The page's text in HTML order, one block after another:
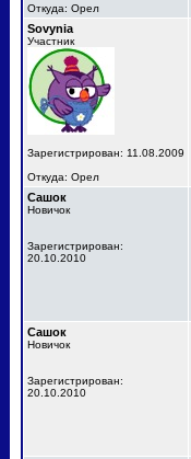
Откуда: Орел
Sovynia
Участник
Зарегистрирован: 11.08.2009
Откуда: Орел
Сашок
Новичок
Зарегистрирован:
20.10.2010
Сашок
Новичок
Зарегистрирован:
20.10.2010